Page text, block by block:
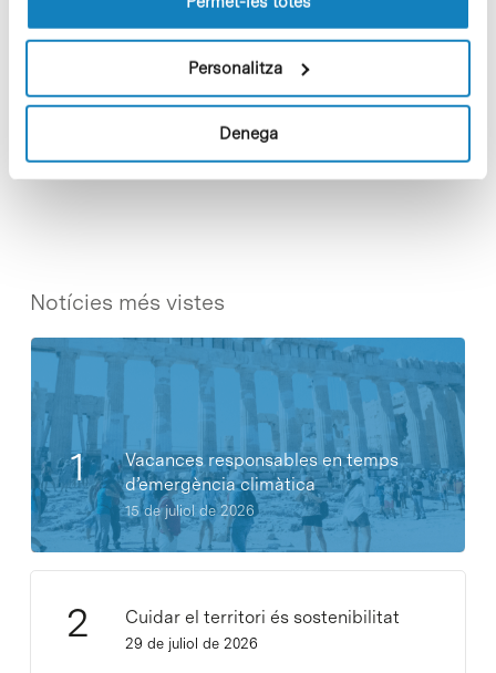
Personalitza
Denega
Share Share
Notícies més vistes
Vacances responsables en temps
d’emergència climàtica
15 de juliol de 2026
Cuidar el territori és sostenibilitat
29 de juliol de 2026